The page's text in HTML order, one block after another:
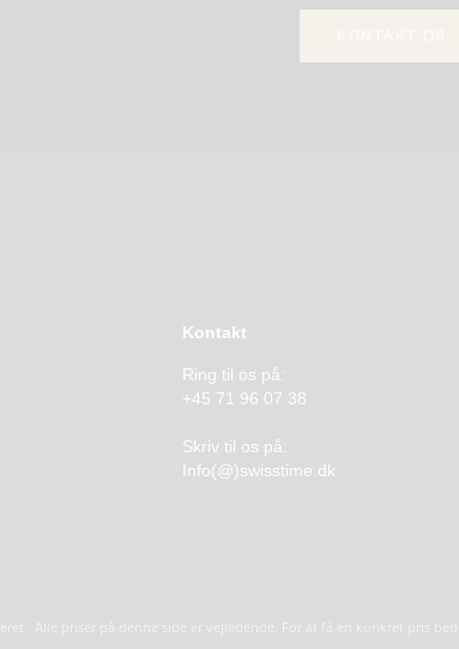
Kontakt
Ring til os på:
+45 71 96 07 38
Skriv til os på:
Info(@)swisstime.dk
· Alle priser på denne side er vejledende. For at få en konkret pris